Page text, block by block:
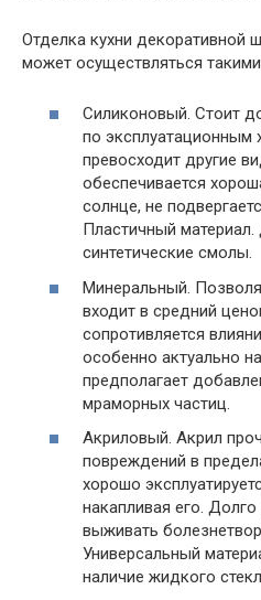
Отделка кухни декоративной
может осуществляться
Силиконовый. Стоит
по эксплуатационным
превосходит другие
обеспечивается
солнце, не
Пластичный
синтетические смолы.
Минеральный.
входит в средний
сопротивляется
особенно актуально
предполагает
мраморных частиц.
Акриловый. Акрил
повреждений в
хорошо
накапливая его.
выживать
Универсальный
наличие жидкого